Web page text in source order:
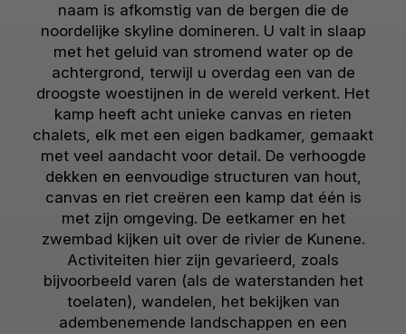
naam is afkomstig van de bergen die de
noordelijke skyline domineren. U valt in slaap
met het geluid van stromend water op de
achtergrond, terwijl u overdag een van de
droogste woestijnen in de wereld verkent. Het
kamp heeft acht unieke canvas en rieten
chalets, elk met een eigen badkamer, gemaakt
met veel aandacht voor detail. De verhoogde
dekken en eenvoudige structuren van hout,
canvas en riet creëren een kamp dat één is
met zijn omgeving. De eetkamer en het
zwembad kijken uit over de rivier de Kunene.
Activiteiten hier zijn gevarieerd, zoals
bijvoorbeeld varen (als de waterstanden het
toelaten), wandelen, het bekijken van
adembenemende landschappen en een